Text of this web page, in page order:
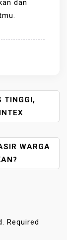
dan
TINGGI,
WARGA
Required